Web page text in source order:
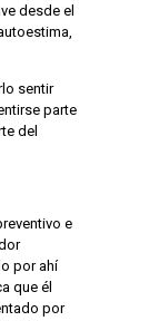
desde el
sentir
parte
del
e
por ahí
que él
por